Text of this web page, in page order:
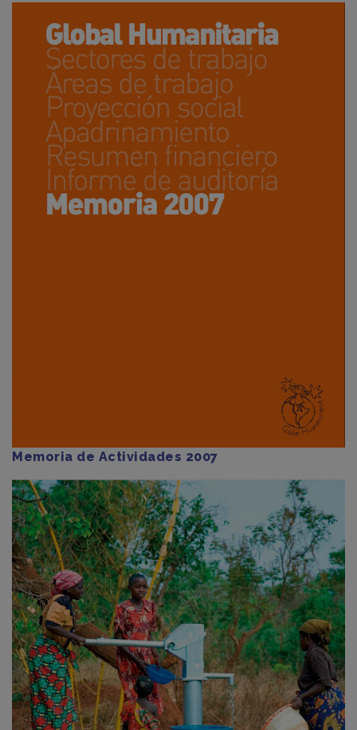
Memoria de Actividades 2007